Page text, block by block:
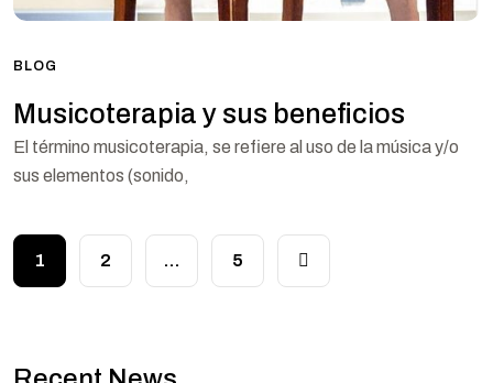
BLOG
Musicoterapia y sus beneficios
El término musicoterapia, se refiere al uso de la música y/o
sus elementos (sonido,
1 2 … 5